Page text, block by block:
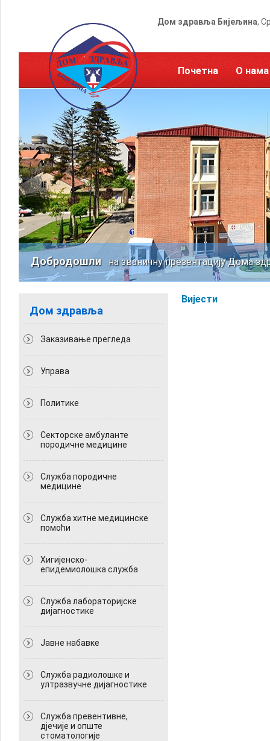
Дом здравља Бијељина,
Почетна О нама
Добродошлина званичну презентацију Дома
Дом здравља
Заказивање прегледа
Управа
Политикe
Секторске амбуланте
породичне медицине
Служба породичне
медицине
Служба хитне медицинске
помоћи
Хигијенско-
епидемиолошка служба
Служба лабораторијске
дијагностике
Јавне набавке
Служба радиолошке и
ултразвучне дијагностике
Служба превентивне,
дјечије и опште
стоматологије
Вијести